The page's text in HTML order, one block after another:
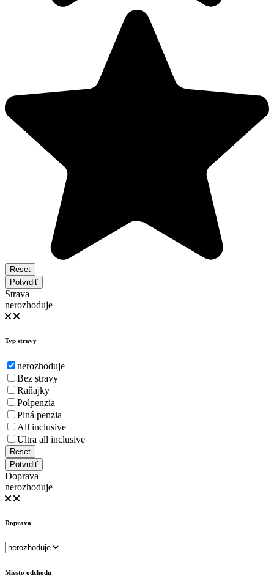
Reset
Potvrdiť
Strava
nerozhoduje
Typ stravy
nerozhoduje
Bez stravy
Raňajky
Polpenzia
Plná penzia
All inclusive
Ultra all inclusive
Reset
Potvrdiť
Doprava
nerozhoduje
Doprava
Miesto odchodu